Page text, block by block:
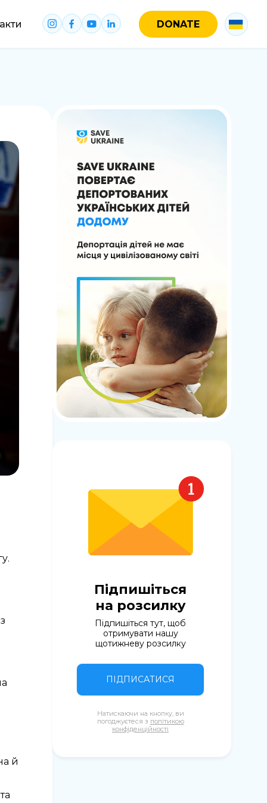
DONATE
й
Підпишіться
на розсилку
Підпишіться тут, щоб
отримувати нашу
щотижневу розсилку
ПІДПИСАТИСЯ
Натискаючи на кнопку, ви
погоджуєтеся з політикою
конфіденційності